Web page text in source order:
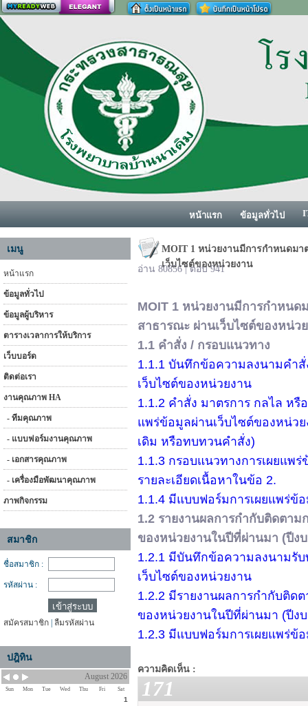
สร้างเว็บ
หน้าแรก ข้อมูลทั่วไป
เมนู
หน้าแรก
ข้อมูลทั่วไป
ข้อมูลผู้บริหาร
ตารางเวลาการให้บริการ
เว็บบอร์ด
ติดต่อเรา
งานคุณภาพ HA
- ทีมคุณภาพ
- แบบฟอร์มงานคุณภาพ
- เอกสารคุณภาพ
- เครื่องมือพัฒนาคุณภาพ
ภาพกิจกรรม
สมาชิก
ชื่อสมาชิก :
รหัสผ่าน :
สมัครสมาชิก ลืมรหัสผ่าน
ปฎิทิน
August 2026
Sun Mon Tue Wed Thu Fri Sat
1
MOIT 1 หน่วยงานมีการกำหนดม
เว็บไซต์ของหน่วยงาน
อ่าน 80856 | ตอบ 941
MOIT 1 หน่วยงานมีการกำหนด
สาธารณะ ผ่านเว็บไซต์ของหน่ว
1.1 คำสั่ง / กรอบแนวทาง
1.1.1 บันทึกข้อความลงนามคำ
เว็บไซต์ของหน่วยงาน
1.1.2 คำสั่ง มาตรการ กลไล หรื
แพร่ข้อมูลผ่านเว็บไซต์ของหน่ว
เดิม หรือทบทวนคำสั่ง)
1.1.3 กรอบแนวทางการเผยแพ
รายละเอียดเนื้อหาในข้อ 2.
1.1.4 มีแบบฟอร์มการเผยแพร่ข้
1.2 รายงานผลการกำกับติดตา
ของหน่วยงานในปีที่ผ่านมา (ปีง
1.2.1 มีบันทึกข้อความลงนามรั
เว็บไซต์ของหน่วยงาน
1.2.2 มีรายงานผลการกำกับติด
ของหน่วยงานในปีที่ผ่านมา (ปีง
1.2.3 มีแบบฟอร์มการเผยแพร่ข้
ความคิดเห็น :
171